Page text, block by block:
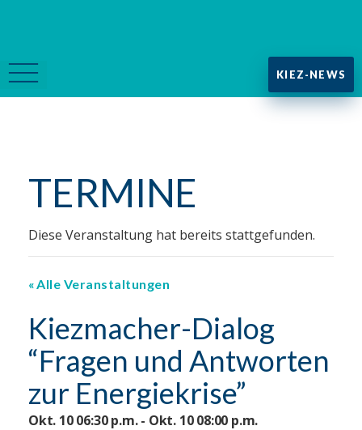
KIEZ-NEWS
TERMINE
Diese Veranstaltung hat bereits stattgefunden.
Alle Veranstaltungen
Kiezmacher-Dialog
“Fragen und Antworten
zur Energiekrise”
Okt. 10 06:30 p.m. - Okt. 10 08:00 p.m.